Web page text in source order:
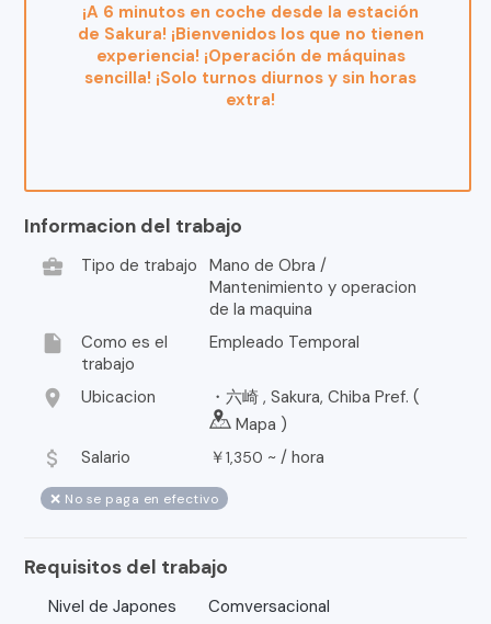
¡A 6 minutos en coche desde la estación
de Sakura! ¡Bienvenidos los que no tienen
experiencia! ¡Operación de máquinas
sencilla! ¡Solo turnos diurnos y sin horas
extra!
Informacion del trabajo
business_center
Tipo de trabajo Mano de Obra /
Mantenimiento y operacion
de la maquina
insert_drive_file
Como es el
trabajo
Empleado Temporal
location_on Ubicacion
・六崎 , Sakura, Chiba Pref. (
Mapa )
attach_money Salario ￥1,350 ~ / hora
❌ No se paga en efectivo
Requisitos del trabajo
Nivel de Japones
Comversacional